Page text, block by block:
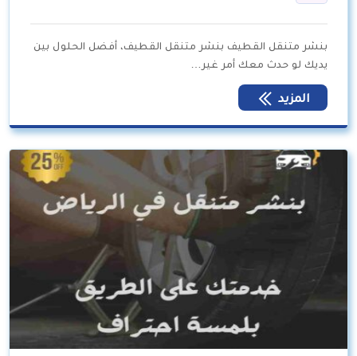
بنشر متنقل القطيف بنشر متنقل القطيف، أفضل الحلول بين
يديك لو حدث معك أمر غير…
المزيد